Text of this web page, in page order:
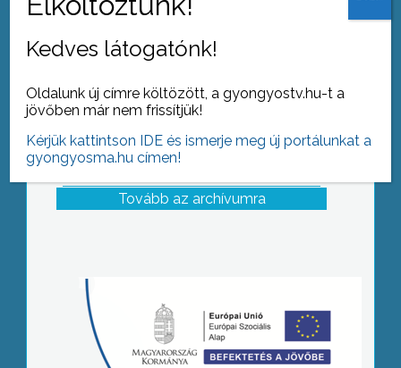
Tovább az archívumra
Kedves látogatónk!
Oldalunk új címre költözött, a gyongyostv.hu-t a
jövőben már nem frissítjük!
Kérjük kattintson IDE és ismerje meg új portálunkat a
gyongyosma.hu címen!